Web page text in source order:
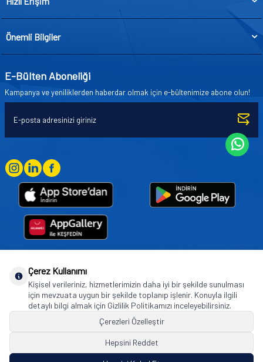
Önemli Bilgiler
E-Bülten Aboneliği
Kampanya ve yeniliklerden haberdar olmak için e-bültenimize abone olun!
Goodyear (and Winged Foot Design) are trademarks of or licensed to The Goodyear
Tire & Rubber Company used under license by Basbug Group Company,
Istanbul/Türkiye. © 2026 The Goodyear Tire & Rubber Company.
Çerez Kullanımı
Kişisel verileriniz, hizmetlerimizin daha iyi bir şekilde sunulması
için mevzuata uygun bir şekilde toplanıp işlenir. Konuyla ilgili
detaylı bilgi almak için Gizlilik Politikamızı inceleyebilirsiniz.
Çerezleri Özelleştir
Hepsini Reddet